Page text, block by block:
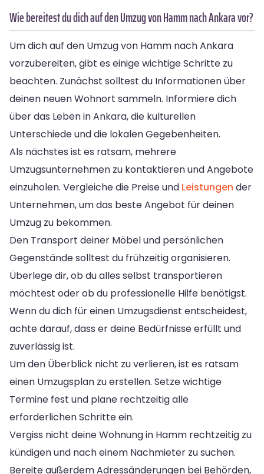
Wie bereitest du dich auf den Umzug von Hamm nach Ankara vor?
Um dich auf den Umzug von Hamm nach Ankara
vorzubereiten, gibt es einige wichtige Schritte zu
beachten. Zunächst solltest du Informationen über
deinen neuen Wohnort sammeln. Informiere dich
über das Leben in Ankara, die kulturellen
Unterschiede und die lokalen Gegebenheiten.
Als nächstes ist es ratsam, mehrere
Umzugsunternehmen zu kontaktieren und Angebote
einzuholen. Vergleiche die Preise und Leistungen der
Unternehmen, um das beste Angebot für deinen
Umzug zu bekommen.
Den Transport deiner Möbel und persönlichen
Gegenstände solltest du frühzeitig organisieren.
Überlege dir, ob du alles selbst transportieren
möchtest oder ob du professionelle Hilfe benötigst.
Wenn du dich für einen Umzugsdienst entscheidest,
achte darauf, dass er deine Bedürfnisse erfüllt und
zuverlässig ist.
Um den Überblick nicht zu verlieren, ist es ratsam
einen Umzugsplan zu erstellen. Setze wichtige
Termine fest und plane rechtzeitig alle
erforderlichen Schritte ein.
Vergiss nicht deine Wohnung in Hamm rechtzeitig zu
kündigen und nach einem Nachmieter zu suchen.
Bereite außerdem Adressänderungen bei Behörden,